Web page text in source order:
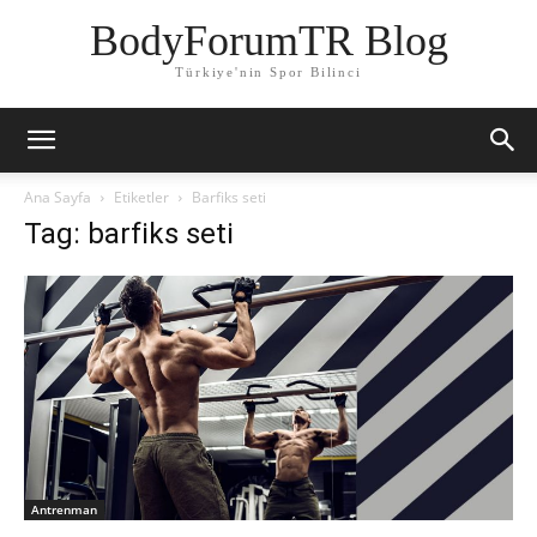
BodyForumTR Blog
Türkiye'nin Spor Bilinci
Ana Sayfa Etiketler Barfiks seti
Tag: barfiks seti
Antrenman